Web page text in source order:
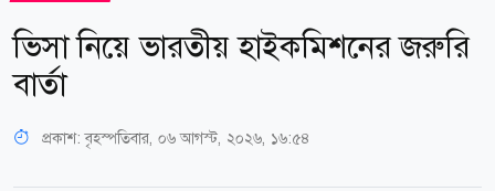
ভিসা নিয়ে ভারতীয় হাইকমিশনের জরুরি
বার্তা
প্রকাশ:বৃহস্পতিবার, ০৬ আগস্ট, ২০২৬, ১৬:৫৪